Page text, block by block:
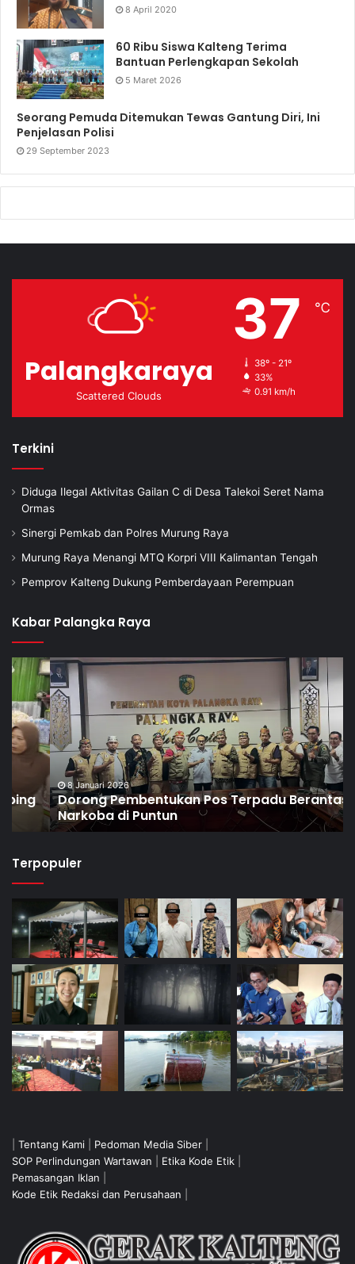
8 April 2020
60 Ribu Siswa Kalteng Terima
Bantuan Perlengkapan Sekolah
5 Maret 2026
Seorang Pemuda Ditemukan Tewas Gantung Diri, Ini
Penjelasan Polisi
29 September 2023
Palangkaraya
Scattered Clouds
37 ℃
38º - 21º
33%
0.91 km/h
Terkini
Diduga Ilegal Aktivitas Gailan C di Desa Talekoi Seret Nama
Ormas
Sinergi Pemkab dan Polres Murung Raya
Murung Raya Menangi MTQ Korpri VIII Kalimantan Tengah
Pemprov Kalteng Dukung Pemberdayaan Perempuan
Kabar Palangka Raya
8 Januari 2026
Dorong Pembentukan Pos Terpadu Berantas
Narkoba di Puntun
Terpopuler
Tentang Kami Pedoman Media Siber
SOP Perlindungan Wartawan
Etika Kode Etik
Pemasangan Iklan
Kode Etik Redaksi dan Perusahaan